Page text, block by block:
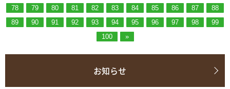
78
79 80 81 82 83 84 85 86 87
88
89
90 91 92 93 94 95 96 97 98
99
100
»
お知らせ